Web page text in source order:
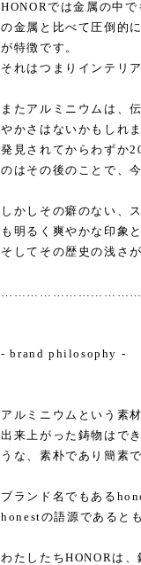
HONORでは金属の中
の金属と比べて圧倒的
が特徴です。
それはつまりインテリ
またアルミニウムは、
やかさはないかもしれ
発見されてからわずか
のはその後のことで、
しかしその癖のない、
も明るく爽やかな印象
そしてその歴史の浅さ
- brand philosophy -
アルミニウムという素
出来上がった鋳物はで
うな、素朴であり簡素
ブランド名でもある
honestの語源であると
わたしたちHONORは